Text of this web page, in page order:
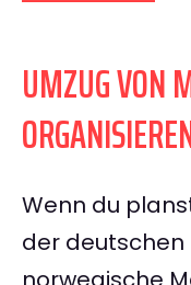
UMZUG VON
Wenn du
der